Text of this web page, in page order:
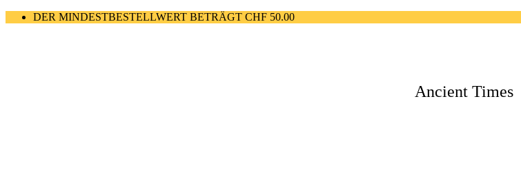
DER MINDESTBESTELLWERT BETRÄGT CHF 50.00
Ancient Times